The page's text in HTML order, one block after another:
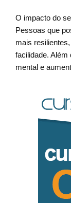
O impacto do
Pessoas que
mais
facilidade.
mental e